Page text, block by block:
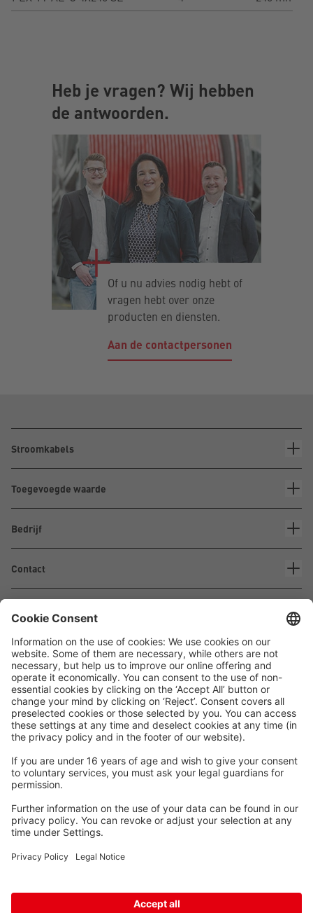
Heb je vragen? Wij hebben
de antwoorden.
Of u nu advies nodig hebt of
vragen hebt over onze
producten en diensten.
Aan de contactpersonen
Stroomkabels
Toegevoegde waarde
Bedrijf
Contact
Waskönig+Walter
Kabel-Werk GmbH u. Co. KG
Ostermoorstraße 77
26683 Saterland
Telefoon +49 4498 88-0
Fax +49 4498 88-900
info[att]waskoenig.de
Volg ons: